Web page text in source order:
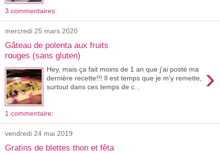
3 commentaires:
mercredi 25 mars 2020
Gâteau de polenta aux fruits
rouges (sans gluten)
›
Hey, mais ça fait moins de 1 an que j'ai posté ma
dernière recette!!! Il est temps que je m'y remette,
surtout dans ces temps de c...
1 commentaire:
vendredi 24 mai 2019
Gratins de blettes thon et fêta